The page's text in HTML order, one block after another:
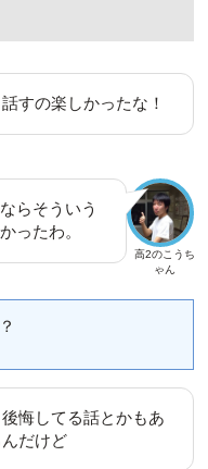
すの楽しかったな！
高2のこうち
ゃん
らそういう
ったわ。
悔してる話とかもあ
だけど